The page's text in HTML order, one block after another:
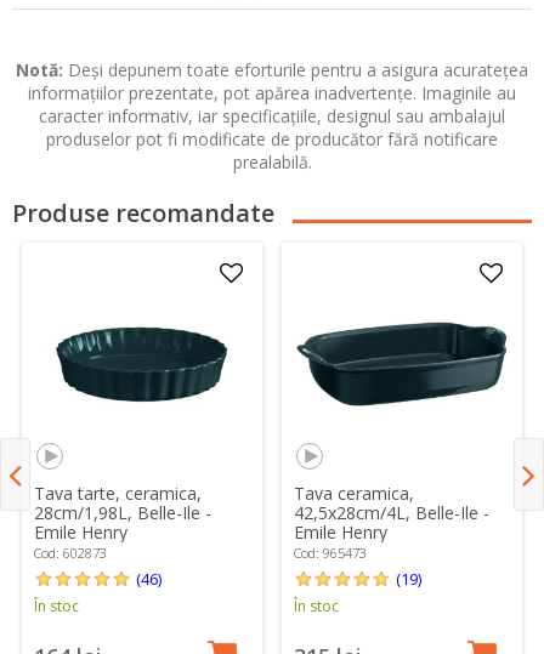
Notă: Deși depunem toate eforturile pentru a asigura acuratețea
informațiilor prezentate, pot apărea inadvertențe. Imaginile au
caracter informativ, iar specificațiile, designul sau ambalajul
produselor pot fi modificate de producător fără notificare
prealabilă.
Produse recomandate
Tava tarte, ceramica,
28cm/1,98L, Belle-Ile -
Emile Henry
Cod: 602873
(46)
În stoc
Tava ceramica,
42,5x28cm/4L, Belle-Ile -
Emile Henry
Cod: 965473
(19)
În stoc